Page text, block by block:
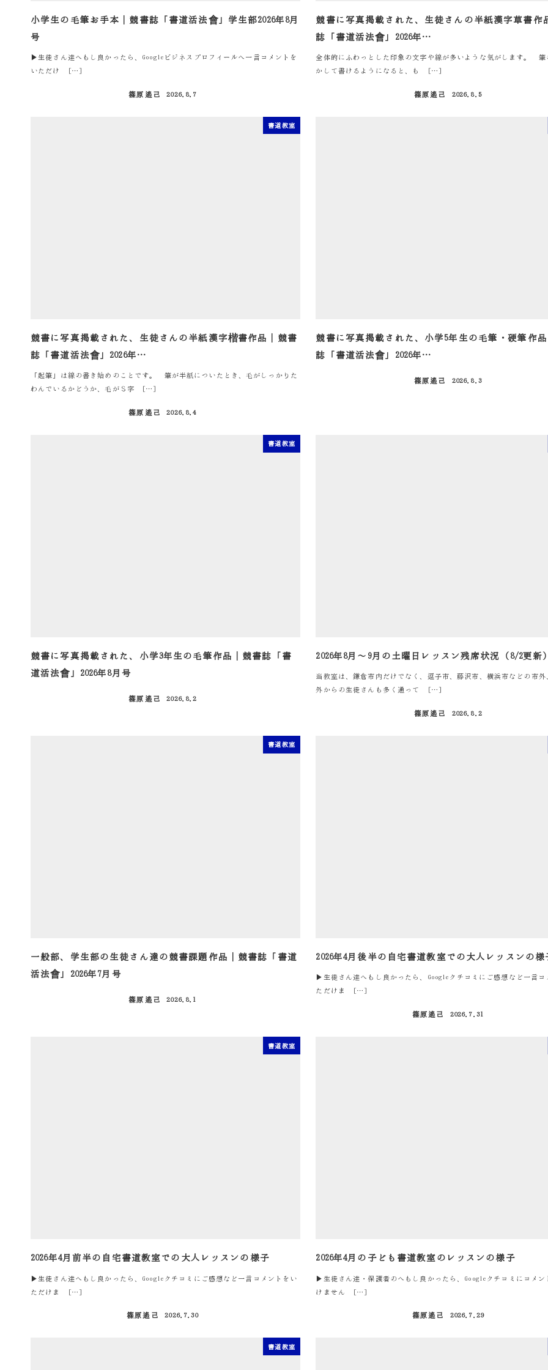
小学生の毛筆お手本｜競書誌「書道活法會」学生部2026年8月
号
▶生徒さん達へもし良かったら、Googleビジネスプロフィールへ一言コメントを
いただけ […]
篠原遙己
2026.8.7
競書に写真掲載された、生徒さんの半紙漢字草書作
誌「書道活法會」2026年…
全体的にふわっとした印象の文字や線が多いような気がします。 筆
かして書けるようになると、も […]
篠原遙己
2026.8.5
書道教室
競書に写真掲載された、生徒さんの半紙漢字楷書作品｜競書
誌「書道活法會」2026年…
「起筆」は線の書き始めのことです。 筆が半紙についたとき、毛がしっかりた
わんでいるかどうか、毛がＳ字 […]
篠原遙己
2026.8.4
競書に写真掲載された、小学5年生の毛筆・硬筆作
誌「書道活法會」2026年…
篠原遙己
2026.8.3
書道教室
競書に写真掲載された、小学3年生の毛筆作品｜競書誌「書
道活法會」2026年8月号
篠原遙己
2026.8.2
2026年8月～9月の土曜日レッスン残席状況（8/2更新）
当教室は、鎌倉市内だけでなく、逗子市、藤沢市、横浜市などの市外
外からの生徒さんも多く通って […]
篠原遙己
2026.8.2
書道教室
一般部、学生部の生徒さん達の競書課題作品｜競書誌「書道
活法會」2026年7月号
篠原遙己
2026.8.1
2026年4月後半の自宅書道教室での大人レッスンの様
▶生徒さん達へもし良かったら、Googleクチコミにご感想など一言コ
ただけま […]
篠原遙己
2026.7.31
書道教室
2026年4月前半の自宅書道教室での大人レッスンの様子
▶生徒さん達へもし良かったら、Googleクチコミにご感想など一言コメントをい
ただけま […]
篠原遙己
2026.7.30
2026年4月の子ども書道教室のレッスンの様子
▶生徒さん達・保護者のへもし良かったら、Googleクチコミにコメン
けません […]
篠原遙己
2026.7.29
書道教室